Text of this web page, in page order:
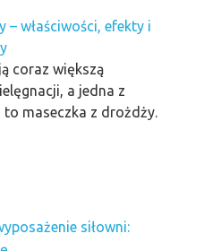
– właściwości, efekty i
coraz większą
a jedna z
maseczka z drożdży.
siłowni: